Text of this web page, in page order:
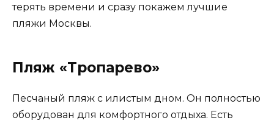
терять времени и сразу покажем лучшие
пляжи Москвы.
Пляж «Тропарево»
Песчаный пляж с илистым дном. Он полностью
оборудован для комфортного отдыха. Есть